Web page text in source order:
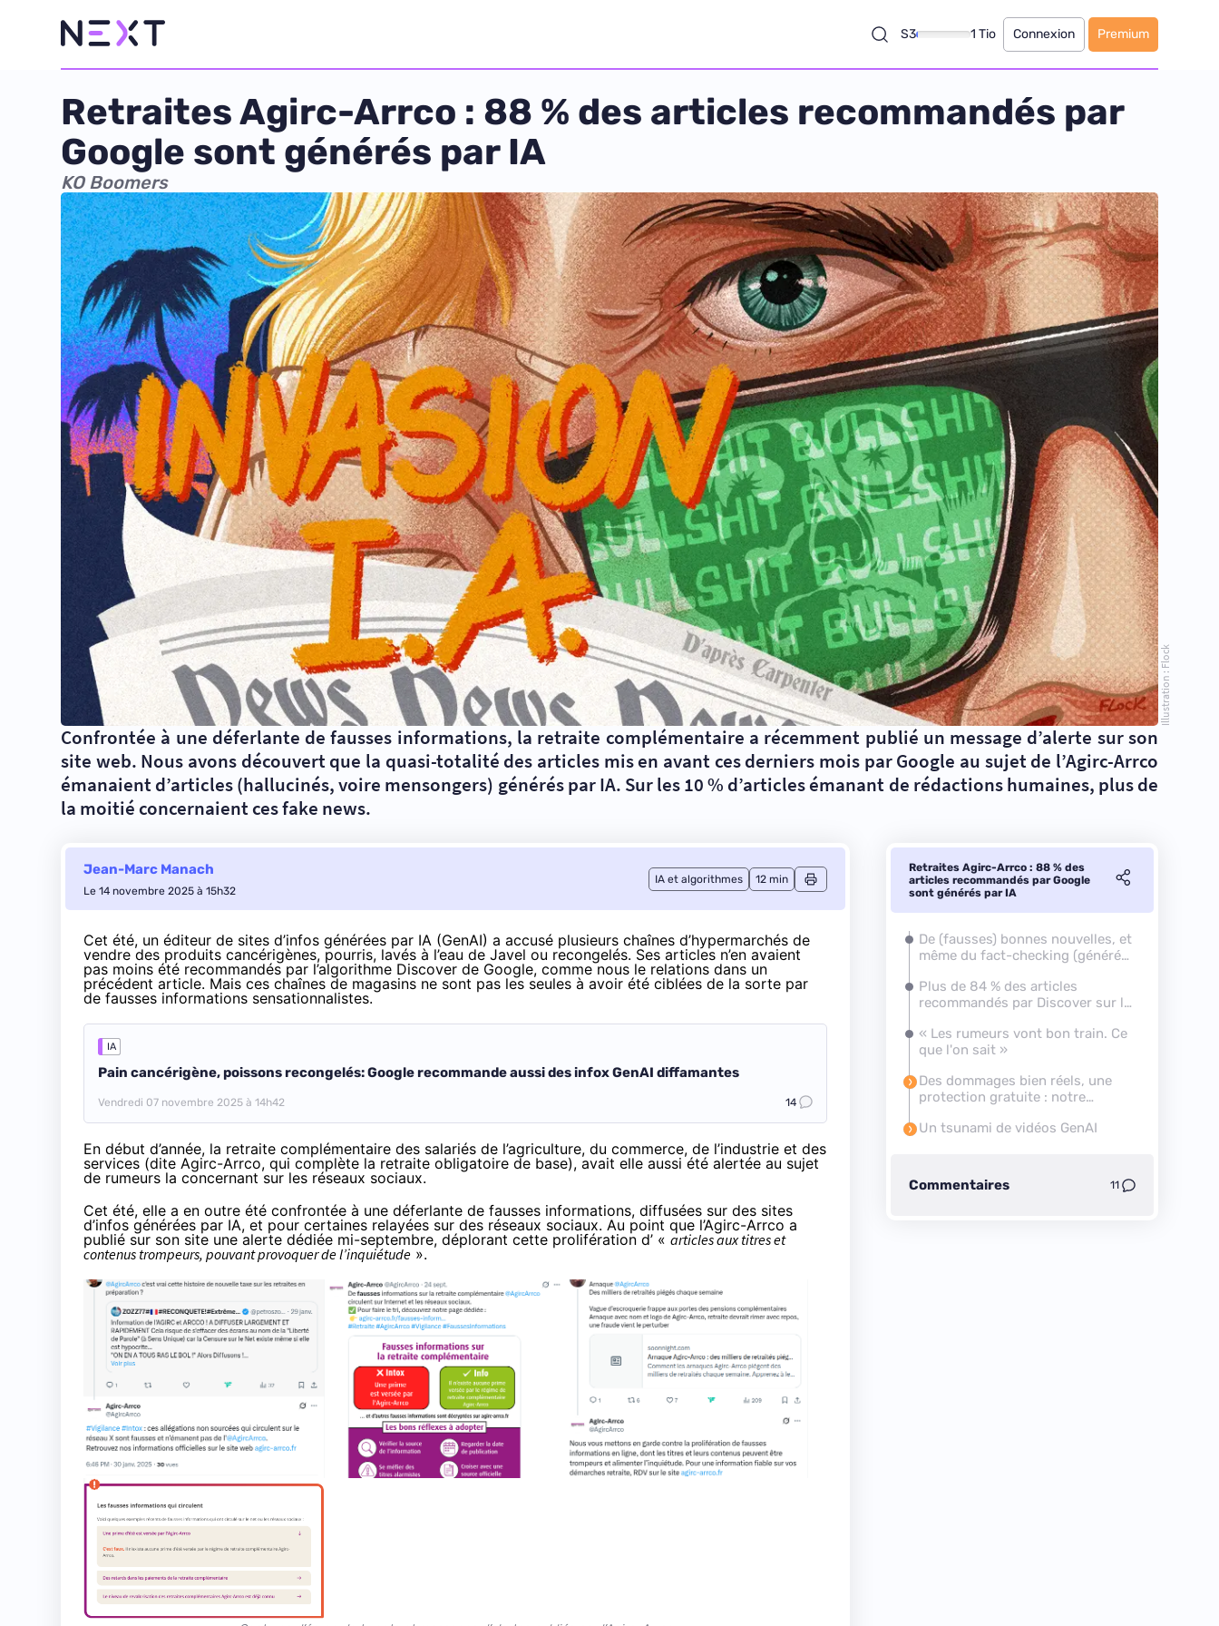
S3 1 Tio Connexion Premium
Retraites Agirc-Arrco : 88 % des articles recommandés par
Google sont générés par IA
KO Boomers
Illustration : Flock
Confrontée à une déferlante de fausses informations, la retraite complémentaire a récemment publié un message d’alerte sur son
site web. Nous avons découvert que la quasi-totalité des articles mis en avant ces derniers mois par Google au sujet de l’Agirc-Arrco
émanaient d’articles (hallucinés, voire mensongers) générés par IA. Sur les 10 % d’articles émanant de rédactions humaines, plus de
la moitié concernaient ces fake news.
Jean-Marc Manach
Le 14 novembre 2025 à 15h32
IA et algorithmes 12 min
Cet été, un éditeur de sites d’infos générées par IA (GenAI) a accusé plusieurs chaînes d’hypermarchés de
vendre des produits cancérigènes, pourris, lavés à l’eau de Javel ou recongelés. Ses articles n’en avaient
pas moins été recommandés par l’algorithme Discover de Google, comme nous le relations dans un
précédent article. Mais ces chaînes de magasins ne sont pas les seules à avoir été ciblées de la sorte par
de fausses informations sensationnalistes.
IA
Pain cancérigène, poissons recongelés: Google recommande aussi des infox GenAI diffamantes
Vendredi 07 novembre 2025 à 14h42 14
En début d’année, la retraite complémentaire des salariés de l’agriculture, du commerce, de l’industrie et des
services (dite Agirc-Arrco, qui complète la retraite obligatoire de base), avait elle aussi été alertée au sujet
de rumeurs la concernant sur les réseaux sociaux.
Cet été, elle a en outre été confrontée à une déferlante de fausses informations, diffusées sur des sites
d’infos générées par IA, et pour certaines relayées sur des réseaux sociaux. Au point que l’Agirc-Arrco a
publié sur son site une alerte dédiée mi-septembre, déplorant cette prolifération d’ « articles aux titres et
contenus trompeurs, pouvant provoquer de l’inquiétude ».
Retraites Agirc-Arrco : 88 % des
articles recommandés par Google
sont générés par IA
De (fausses) bonnes nouvelles, et
même du fact-checking (généré
Plus de 84 % des articles
recommandés par Discover sur la
« Les rumeurs vont bon train. Ce
que l'on sait »
Des dommages bien réels, une
protection gratuite : notre
Un tsunami de vidéos GenAI
Commentaires 11